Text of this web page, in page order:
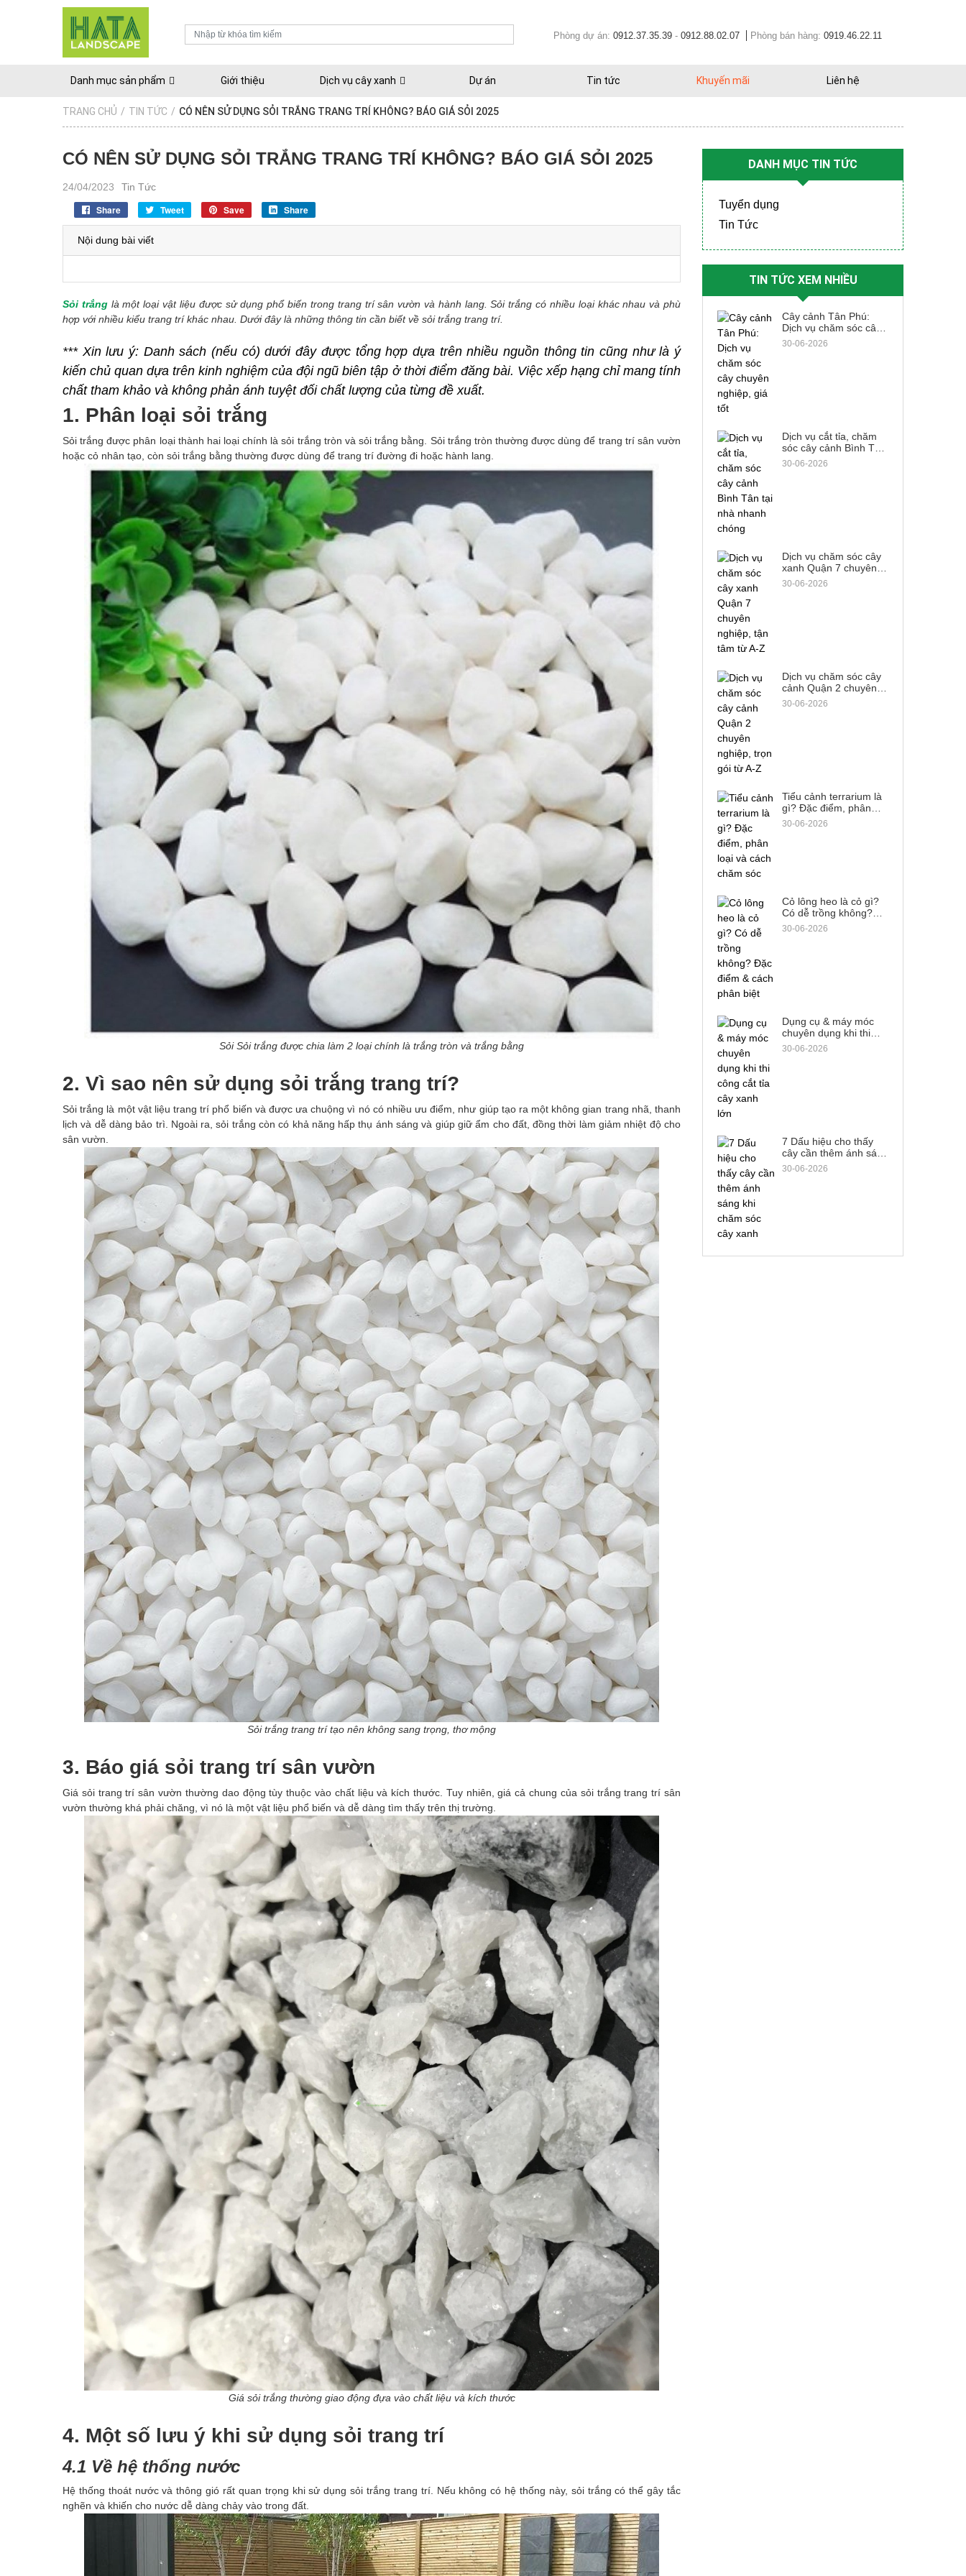
Phòng dự án: 0912.37.35.39 - 0912.88.02.07 Phòng bán hàng: 0919.46.22.11
Danh mục sản phẩm Giới thiệu Dịch vụ cây xanh Dự án Tin tức Khuyến mãi Liên hệ
TRANG CHỦ / TIN TỨC / CÓ NÊN SỬ DỤNG SỎI TRẮNG TRANG TRÍ KHÔNG? BÁO GIÁ SỎI 2025
CÓ NÊN SỬ DỤNG SỎI TRẮNG TRANG TRÍ KHÔNG? BÁO GIÁ SỎI 2025
24/04/2023 Tin Tức
Share Tweet Save Share
Nội dung bài viết
Sỏi trắnglà một loại vật liệu được sử dụng phổ biến trong trang trí sân vườn và hành lang. Sỏi trắng có nhiều loại khác nhau và phù
hợp với nhiều kiểu trang trí khác nhau. Dưới đây là những thông tin cần biết về sỏi trắng trang trí.
*** Xin lưu ý: Danh sách (nếu có) dưới đây được tổng hợp dựa trên nhiều nguồn thông tin cũng như là ý
kiến chủ quan dựa trên kinh nghiệm của đội ngũ biên tập ở thời điểm đăng bài. Việc xếp hạng chỉ mang tính
chất tham khảo và không phản ánh tuyệt đối chất lượng của từng đề xuất.
1. Phân loại sỏi trắng
Sỏi trắng được phân loại thành hai loại chính là sỏi trắng tròn và sỏi trắng bằng. Sỏi trắng tròn thường được dùng để trang trí sân vườn
hoặc cỏ nhân tạo, còn sỏi trắng bằng thường được dùng để trang trí đường đi hoặc hành lang.
Sỏi Sỏi trắng được chia làm 2 loại chính là trắng tròn và trắng bằng
2. Vì sao nên sử dụng sỏi trắng trang trí?
Sỏi trắng là một vật liệu trang trí phổ biến và được ưa chuộng vì nó có nhiều ưu điểm, như giúp tạo ra một không gian trang nhã, thanh
lịch và dễ dàng bảo trì. Ngoài ra, sỏi trắng còn có khả năng hấp thụ ánh sáng và giúp giữ ẩm cho đất, đồng thời làm giảm nhiệt độ cho
sân vườn.
Sỏi trắng trang trí tạo nên không sang trọng, thơ mộng
3. Báo giá sỏi trang trí sân vườn
Giá sỏi trang trí sân vườn thường dao động tùy thuộc vào chất liệu và kích thước. Tuy nhiên, giá cả chung của sỏi trắng trang trí sân
vườn thường khá phải chăng, vì nó là một vật liệu phổ biến và dễ dàng tìm thấy trên thị trường.
Giá sỏi trắng thường giao động đựa vào chất liệu và kích thước
4. Một số lưu ý khi sử dụng sỏi trang trí
4.1 Về hệ thống nước
Hệ thống thoát nước và thông gió rất quan trọng khi sử dụng sỏi trắng trang trí. Nếu không có hệ thống này, sỏi trắng có thể gây tắc
nghẽn và khiến cho nước dễ dàng chảy vào trong đất.
DANH MỤC TIN TỨC
Tuyển dụng
Tin Tức
TIN TỨC XEM NHIỀU
Cây cảnh Tân Phú:
Dịch vụ chăm sóc cây
chuyên nghiệp, giá tốt
30-06-2026
Dịch vụ cắt tỉa, chăm
sóc cây cảnh Bình Tân
tại nhà nhanh chóng
30-06-2026
Dịch vụ chăm sóc cây
xanh Quận 7 chuyên
nghiệp, tận tâm từ A-Z
30-06-2026
Dịch vụ chăm sóc cây
cảnh Quận 2 chuyên
nghiệp, trọn gói từ A-Z
30-06-2026
Tiểu cảnh terrarium là
gì? Đặc điểm, phân
loại và cách chăm sóc
30-06-2026
Cỏ lông heo là cỏ gì?
Có dễ trồng không?
Đặc điểm & cách phân
biệt
30-06-2026
Dụng cụ & máy móc
chuyên dụng khi thi
công cắt tỉa cây xanh
lớn
30-06-2026
7 Dấu hiệu cho thấy
cây cần thêm ánh sáng
khi chăm sóc cây xanh
30-06-2026